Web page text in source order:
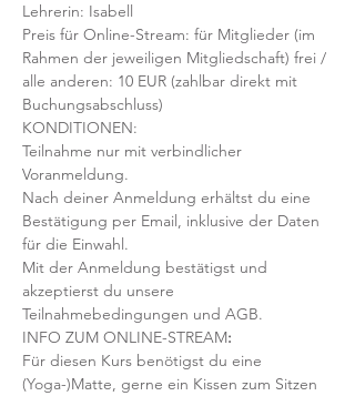
Lehrerin: Isabell
Preis für Online-Stream: für Mitglieder (im
Rahmen der jeweiligen Mitgliedschaft) frei /
alle anderen: 10 EUR (zahlbar direkt mit
Buchungsabschluss)
KONDITIONEN:
Teilnahme nur mit verbindlicher
Voranmeldung.
Nach deiner Anmeldung erhältst du eine
Bestätigung per Email, inklusive der Daten
für die Einwahl.
Mit der Anmeldung bestätigst und
akzeptierst du unsere
Teilnahmebedingungen und AGB.
INFO ZUM ONLINE-STREAM:
Für diesen Kurs benötigst du eine
(Yoga-)Matte, gerne ein Kissen zum Sitzen